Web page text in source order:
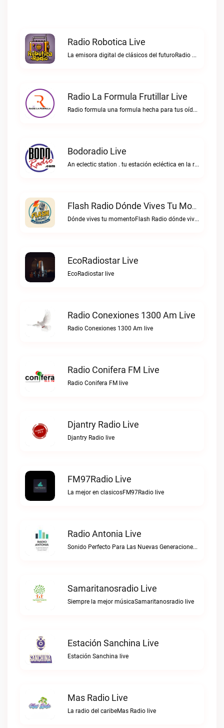
Radio Robotica Live
La emisora digital de clásicos del futuroRadio Robotica live
Radio La Formula Frutillar Live
Radio formula una formula hecha para tus oídos.Radio La Formula Frutillar live
Bodoradio Live
An eclectic station . tu estación ecléctica en la red."Bodoradio live
Flash Radio Dónde Vives Tu Momento Live
Dónde vives tu momentoFlash Radio dónde vives tu momento live
EcoRadiostar Live
EcoRadiostar live
Radio Conexiones 1300 Am Live
Radio Conexiones 1300 Am live
Radio Conifera FM Live
Radio Conifera FM live
Djantry Radio Live
Djantry Radio live
FM97Radio Live
La mejor en clasicosFM97Radio live
Radio Antonia Live
Sonido Perfecto Para Las Nuevas GeneracionesRadio Antonia live
Samaritanosradio Live
Siempre la mejor músicaSamaritanosradio live
Estación Sanchina Live
Estación Sanchina live
Mas Radio Live
La radio del caribeMas Radio live